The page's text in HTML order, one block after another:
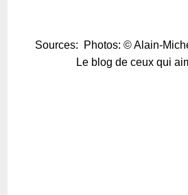
Sources: Photos: © Alain-
Le blog de ceux qui